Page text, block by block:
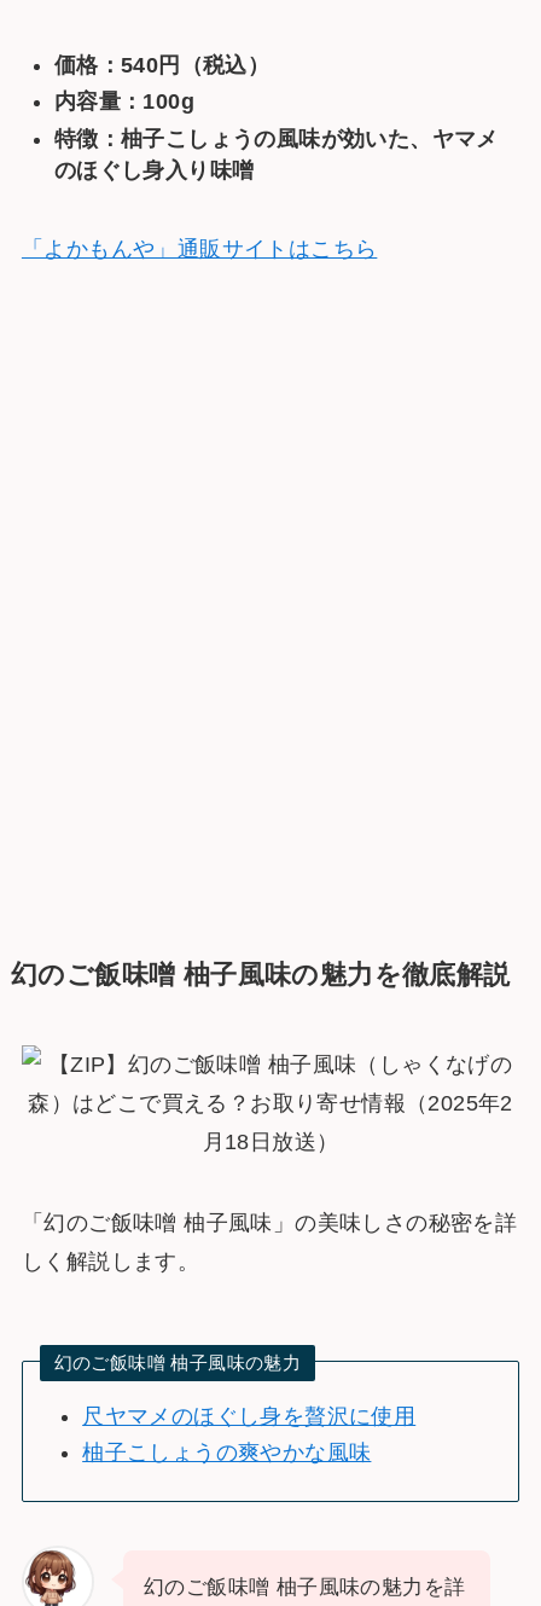
価格：540円（税込）
内容量：100g
特徴：柚子こしょうの風味が効いた、ヤマメ
のほぐし身入り味噌
「よかもんや」通販サイトはこちら
幻のご飯味噌 柚子風味の魅力を徹底解説
「幻のご飯味噌 柚子風味」の美味しさの秘密を詳
しく解説します。
幻のご飯味噌 柚子風味の魅力
尺ヤマメのほぐし身を贅沢に使用
柚子こしょうの爽やかな風味
幻のご飯味噌 柚子風味の魅力を詳